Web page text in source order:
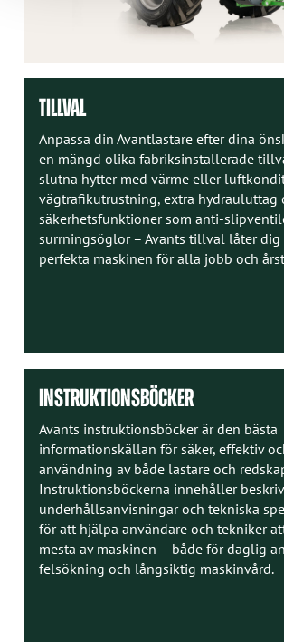
TILLVAL
Anpassa din Avantlastare efter dina
en mängd olika fabriksinstallerade
slutna hytter med värme eller
vägtrafikutrustning, extra hydrauluttag
säkerhetsfunktioner som anti-
surrningsöglor – Avants tillval låter dig
perfekta maskinen för alla jobb och
INSTRUKTIONSBÖCKER
Avants instruktionsböcker är den bästa
informationskällan för säker, effektiv
användning av både lastare och
Instruktionsböckerna innehåller
underhållsanvisningar och tekniska
för att hjälpa användare och tekniker
mesta av maskinen – både för daglig
felsökning och långsiktig maskinvård.